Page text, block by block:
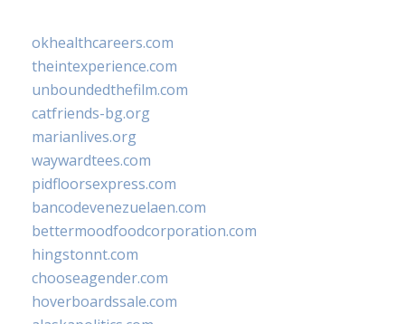
okhealthcareers.com
theintexperience.com
unboundedthefilm.com
catfriends-bg.org
marianlives.org
waywardtees.com
pidfloorsexpress.com
bancodevenezuelaen.com
bettermoodfoodcorporation.com
hingstonnt.com
chooseagender.com
hoverboardssale.com